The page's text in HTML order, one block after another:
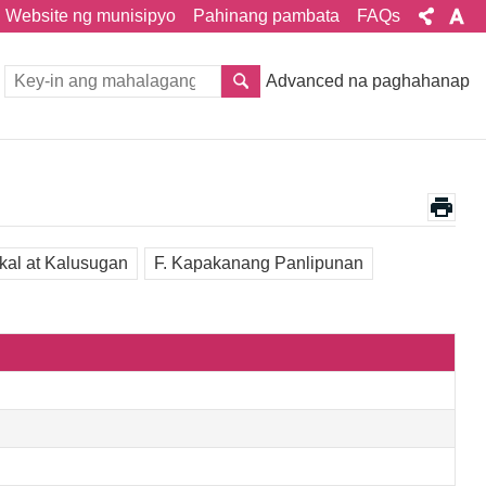
Website ng munisipyo Pahinang pambata FAQs
Advanced na paghahanap
at Kalusugan F. Kapakanang Panlipunan